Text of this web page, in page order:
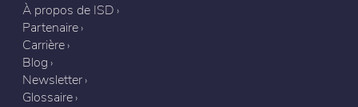
À propos de ISD
Partenaire
Carrière
Blog
Newsletter
Glossaire